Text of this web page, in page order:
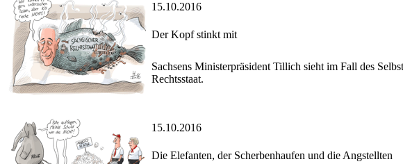
15.10.2016
Der Kopf stinkt mit
Sachsens Ministerpräsident Tillich sieht im Fall des
Rechtsstaat.
15.10.2016
Die Elefanten, der Scherbenhaufen und die Angstellten